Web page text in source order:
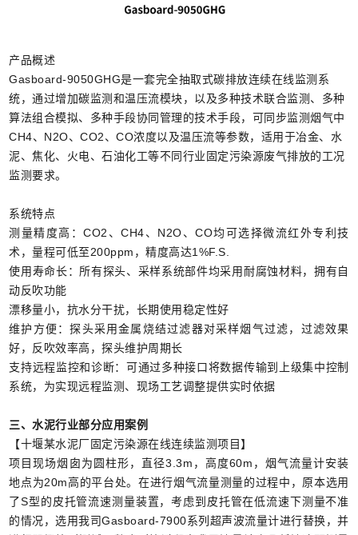
产品概述
Gasboard-9050GHG是一套完全抽取式碳排放连续在线监测系
统，通过增加碳监测和温压流模块，以及多种技术联合监测、多种
算法组合模拟、多种手段协同管理的技术手段，可同步监测烟气中
CH4、N2O、CO2、CO浓度以及温压流等参数，适用于冶金、水
泥、焦化、火电、石油化工等不同行业固定污染源废气排放的工况
监测要求。
系统特点
测量精度高：CO2、CH4、N2O、CO均可选择微流红外专利技
术，量程可低至200ppm，精度高达1%F.S.
使用寿命长：所有探头、采样系统部件均采用耐腐蚀材料，拥有自
动反吹功能
漂移量小，抗水分干扰，长期使用稳定性好
维护方便：探头采用金属烧结过滤器对采样烟气过滤，过滤效果
好，反吹效率高，探头维护周期长
支持远程监控和诊断：可通过多种接口将数据传输到上级集中控制
系统，为实现远程监测、现场工艺调整提供实时依据
三、水泥行业部分应用案例
【十堰某水泥厂固定污染源在线连续监测项目】
项目现场烟囱为圆柱形，直径3.3m，高度60m，烟气流量计安装
地点为20m高的平台处。在进行烟气流量测量的过程中，原本选用
了S型的皮托管流速测量装置，考虑到皮托管在低流速下测量不准
的情况，选用我司Gasboard-7900系列超声波流量计进行替换，并